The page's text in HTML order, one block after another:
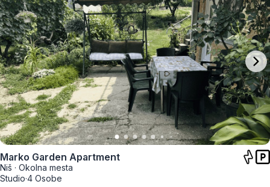
Marko Garden Apartment
Niš · Okolna mesta
Studio·4 Osobe